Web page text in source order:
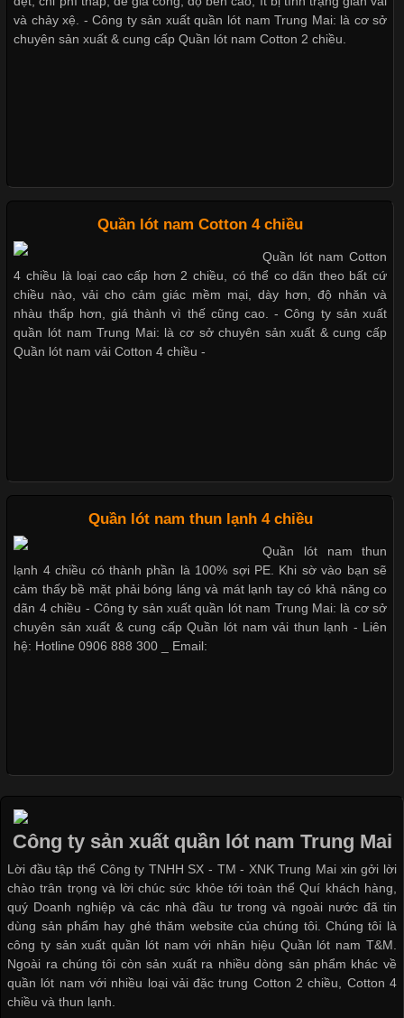
Cập nhật 2026-05-27 17:03:46
Vải Lycra Là Gì? Chất Liệu Co Giãn Được Ưa Chuộng Trong
Chất Liệu Bamboo Xu Hướng Mới Trong Ngành Thời Trang
Cập nhật 2026-05-21 14:59:25
Trong những năm gần đây, vải Bamboo đang trở thành một
trong những chất liệu được yêu thích trong ngành thời trang
nhờ đặc tính mềm mại, thoáng khí và thân thiện với môi trường.
Không chỉ được ứng dụng trong quần áo thường ngày, loại vải
Cập nhật 2026-05-20 14:58:56
Vải thun là một trong những chất liệu được sử dụng rộng rãi
nhất trong ngành thời trang nhờ đặc tính co giãn, mềm mại và
thoải mái khi mặc. Từ áo thun, đồ thể thao cho đến đồ lót nam,
vải thun luôn đóng vai trò quan trọng trong quá trình sản xuất.
Hiện nay, nhu cầu tìm kiếm quần lót nam giá
Các Form Áo Thun Phổ Biến Hiện Nay Và Xu Hướng Trong
Ngành May Mặc Áo thun là một trong những trang phục quen
thuộc và được sử dụng phổ biến nhất hiện nay. Không chỉ đa
dạng về màu sắc hay chất liệu, áo thun còn có nhiều form dáng
khác nhau để phù hợp với từng phong cách thời trang và nhu
cầu
Khám Phá Áo Phông Trang Phục Phổ Biến Nhất Hiện Nay
Xu hướng thời trang trẻ và quần lót nam giá sỉ
Những mẩu quần lót nam thông dụng hiện nay
Bộ sưu tập quần lót nam Boxer TpHCM
Quần lót nam boxer thun lạnh
Dễ chịu hơn với quần lót nam giá rẻ vải Cotton 4 chiều
và chảy xệ. - Công ty sản xuất quần lót nam Trung Mai: là cơ sở
chuyên sản xuất & cung cấp Quần lót nam Cotton 2 chiều.
Quần lót nam Cotton 4 chiều
Quần lót nam Cotton
4 chiều là loại cao cấp hơn 2 chiều, có thể co dãn theo bất cứ
chiều nào, vải cho cảm giác mềm mại, dày hơn, độ nhăn và
nhàu thấp hơn, giá thành vì thế cũng cao. - Công ty sản xuất
quần lót nam Trung Mai: là cơ sở chuyên sản xuất & cung cấp
Quần lót nam vải Cotton 4 chiều -
Quần lót nam thun lạnh 4 chiều
Quần lót nam thun
lạnh 4 chiều có thành phần là 100% sợi PE. Khi sờ vào bạn sẽ
cảm thấy bề mặt phải bóng láng và mát lạnh tay có khả năng co
dãn 4 chiều - Công ty sản xuất quần lót nam Trung Mai: là cơ sở
chuyên sản xuất & cung cấp Quần lót nam vải thun lạnh - Liên
hệ: Hotline 0906 888 300 _ Email:
Công ty sản xuất quần lót nam Trung Mai
Lời đầu tập thể Công ty TNHH SX - TM - XNK Trung Mai xin gởi lời
chào trân trọng và lời chúc sức khỏe tới toàn thể Quí khách hàng,
quý Doanh nghiệp và các nhà đầu tư trong và ngoài nước đã tin
dùng sản phẩm hay ghé thăm website của chúng tôi. Chúng tôi là
công ty sản xuất quần lót nam với nhãn hiệu Quần lót nam T&M.
Ngoài ra chúng tôi còn sản xuất ra nhiều dòng sản phẩm khác về
quần lót nam với nhiều loại vải đặc trung Cotton 2 chiều, Cotton 4
chiều và thun lạnh.